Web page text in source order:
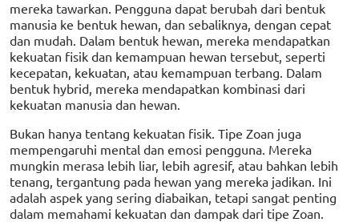
mereka tawarkan. Pengguna dapat berubah dari bentuk
manusia ke bentuk hewan, dan sebaliknya, dengan cepat
dan mudah. Dalam bentuk hewan, mereka mendapatkan
kekuatan fisik dan kemampuan hewan tersebut, seperti
kecepatan, kekuatan, atau kemampuan terbang. Dalam
bentuk hybrid, mereka mendapatkan kombinasi dari
kekuatan manusia dan hewan.
Bukan hanya tentang kekuatan fisik. Tipe Zoan juga
mempengaruhi mental dan emosi pengguna. Mereka
mungkin merasa lebih liar, lebih agresif, atau bahkan lebih
tenang, tergantung pada hewan yang mereka jadikan. Ini
adalah aspek yang sering diabaikan, tetapi sangat penting
dalam memahami kekuatan dan dampak dari tipe Zoan.